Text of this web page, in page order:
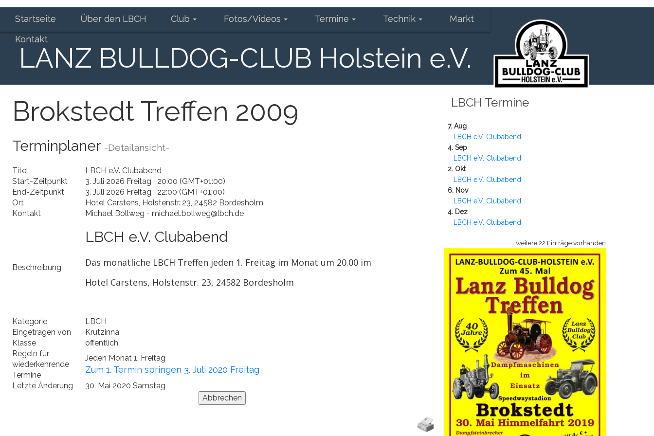
Startseite Über den LBCH Club Fotos/Videos Termine Technik
Markt
Kontakt
LANZ BULLDOG-CLUB Holstein e.V.
Brokstedt Treffen 2009
Terminplaner -Detailansicht-
Titel
LBCH e.V. Clubabend
Start-Zeitpunkt
3. Juli 2026 Freitag 20:00 (GMT+01:00)
End-Zeitpunkt
3. Juli 2026 Freitag 22:00 (GMT+01:00)
Ort
Hotel Carstens, Holstenstr. 23, 24582 Bordesholm
Kontakt
Michael Bollweg - michael.bollweg@lbch.de
Beschreibung
LBCH e.V. Clubabend
Das monatliche LBCH Treffen jeden 1. Freitag im Monat um 20.00 im
Hotel Carstens, Holstenstr. 23, 24582 Bordesholm
Kategorie
LBCH
Eingetragen von
Krutzinna
Klasse
öffentlich
Regeln für
wiederkehrende
Termine
Jeden Monat 1. Freitag
Zum 1. Termin springen 3. Juli 2020 Freitag
Letzte Änderung 30. Mai 2020 Samstag
LBCH Termine
7. Aug
LBCH e.V. Clubabend
4. Sep
LBCH e.V. Clubabend
2. Okt
LBCH e.V. Clubabend
6. Nov
LBCH e.V. Clubabend
4. Dez
LBCH e.V. Clubabend
weitere 22 Einträge vorhanden